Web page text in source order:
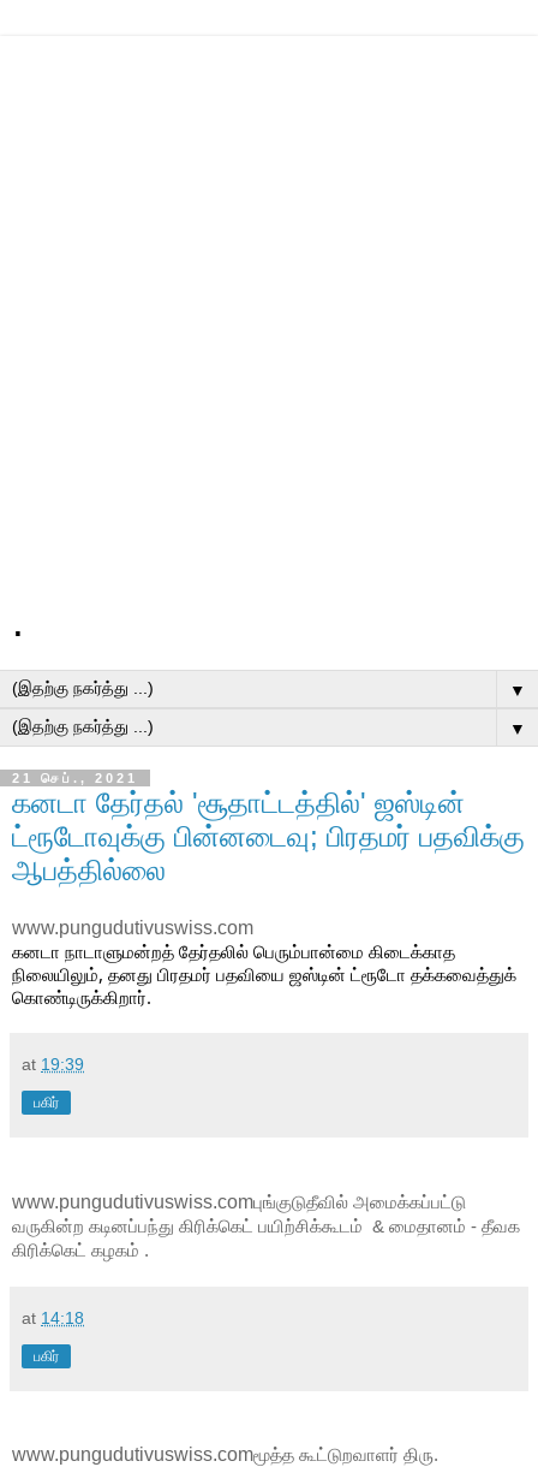
.
▼
▼
21 செப்., 2021
கனடா தேர்தல் 'சூதாட்டத்தில்' ஜஸ்டின்
ட்ரூடோவுக்கு பின்னடைவு; பிரதமர் பதவிக்கு
ஆபத்தில்லை
www.pungudutivuswiss.com
கனடா நாடாளுமன்றத் தேர்தலில் பெரும்பான்மை கிடைக்காத
நிலையிலும், தனது பிரதமர் பதவியை ஜஸ்டின் ட்ரூடோ தக்கவைத்துக்
கொண்டிருக்கிறார்.
at 19:39
பகிர்
www.pungudutivuswiss.comபுங்குடுதீவில் அமைக்கப்பட்டு
வருகின்ற கடினப்பந்து கிரிக்கெட் பயிற்சிக்கூடம்  & மைதானம் - தீவக
கிரிக்கெட் கழகம் .
at 14:18
பகிர்
www.pungudutivuswiss.comமூத்த கூட்டுறவாளர் திரு.